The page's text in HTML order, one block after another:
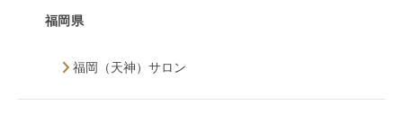
福岡県
福岡（天神）サロン